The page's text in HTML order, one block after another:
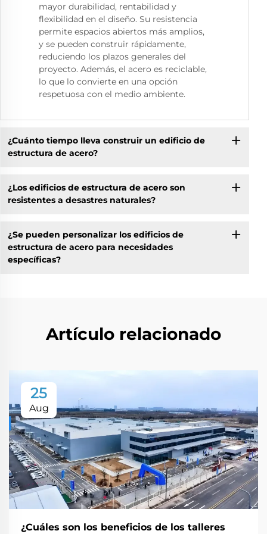
mayor durabilidad, rentabilidad y
flexibilidad en el diseño. Su resistencia
permite espacios abiertos más amplios,
y se pueden construir rápidamente,
reduciendo los plazos generales del
proyecto. Además, el acero es reciclable,
lo que lo convierte en una opción
respetuosa con el medio ambiente.
¿Cuánto tiempo lleva construir un edificio de
estructura de acero?
¿Los edificios de estructura de acero son
resistentes a desastres naturales?
¿Se pueden personalizar los edificios de
estructura de acero para necesidades
específicas?
Artículo relacionado
25
Aug
¿Cuáles son los beneficios de los talleres